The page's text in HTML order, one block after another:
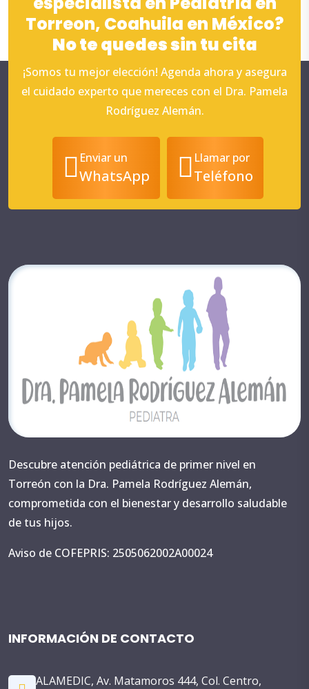
Torreon, Coahuila en México?
No te quedes sin tu cita
¡Somos tu mejor elección! Agenda ahora y asegura
el cuidado experto que mereces con el Dra. Pamela
Rodríguez Alemán.
Enviar un
WhatsApp
Llamar por
Teléfono
Descubre atención pediátrica de primer nivel en
Torreón con la Dra. Pamela Rodríguez Alemán,
comprometida con el bienestar y desarrollo saludable
de tus hijos.
Aviso de COFEPRIS: 2505062002A00024
INFORMACIÓN DE CONTACTO
ALAMEDIC, Av. Matamoros 444, Col. Centro,